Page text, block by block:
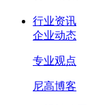
行业资讯
企业动态
专业观点
尼高博客